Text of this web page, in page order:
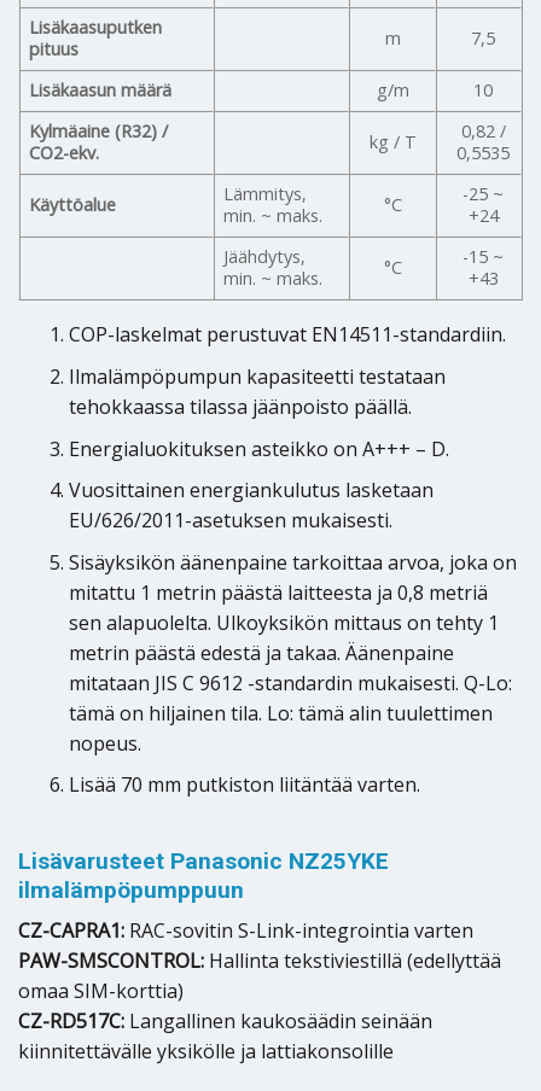
Lisäkaasuputken
pituus
m 7,5
Lisäkaasun määrä g/m
10
Kylmäaine (R32) /
CO2-ekv.
kg / T
0,82 /
0,5535
Käyttöalue
Lämmitys,
min. ~ maks.
°C
-25 ~
+24
Jäähdytys,
min. ~ maks.
°C
-15 ~
+43
COP-laskelmat perustuvat EN14511-standardiin.
Ilmalämpöpumpun kapasiteetti testataan
tehokkaassa tilassa jäänpoisto päällä.
Energialuokituksen asteikko on A+++ – D.
Vuosittainen energiankulutus lasketaan
EU/626/2011-asetuksen mukaisesti.
Sisäyksikön äänenpaine tarkoittaa arvoa, joka on
mitattu 1 metrin päästä laitteesta ja 0,8 metriä
sen alapuolelta. Ulkoyksikön mittaus on tehty 1
metrin päästä edestä ja takaa. Äänenpaine
mitataan JIS C 9612 -standardin mukaisesti. Q-Lo:
tämä on hiljainen tila. Lo: tämä alin tuulettimen
nopeus.
Lisää 70 mm putkiston liitäntää varten.
Lisävarusteet Panasonic NZ25YKE
ilmalämpöpumppuun
CZ-CAPRA1: RAC-sovitin S-Link-integrointia varten
PAW-SMSCONTROL: Hallinta tekstiviestillä (edellyttää
omaa SIM-korttia)
CZ-RD517C: Langallinen kaukosäädin seinään
kiinnitettävälle yksikölle ja lattiakonsolille